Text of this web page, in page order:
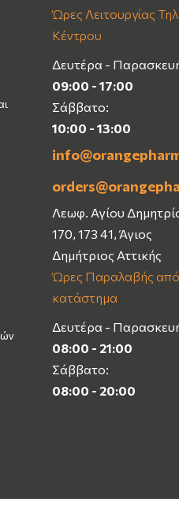
Ώρες Λειτουργίας
Κέντρου
Δευτέρα -
09:00 - 17:00
Σάββατο:
10:00 - 13:00
Λεωφ. Αγίου
170, 173 41, Άγιος
Δημήτριος Αττικής
Ώρες Παραλαβής
κατάστημα
Δευτέρα -
08:00 - 21:00
Σάββατο:
08:00 - 20:00